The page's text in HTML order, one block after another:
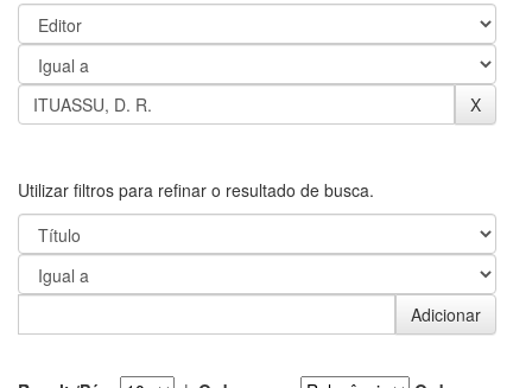
Utilizar filtros para refinar o resultado de busca.